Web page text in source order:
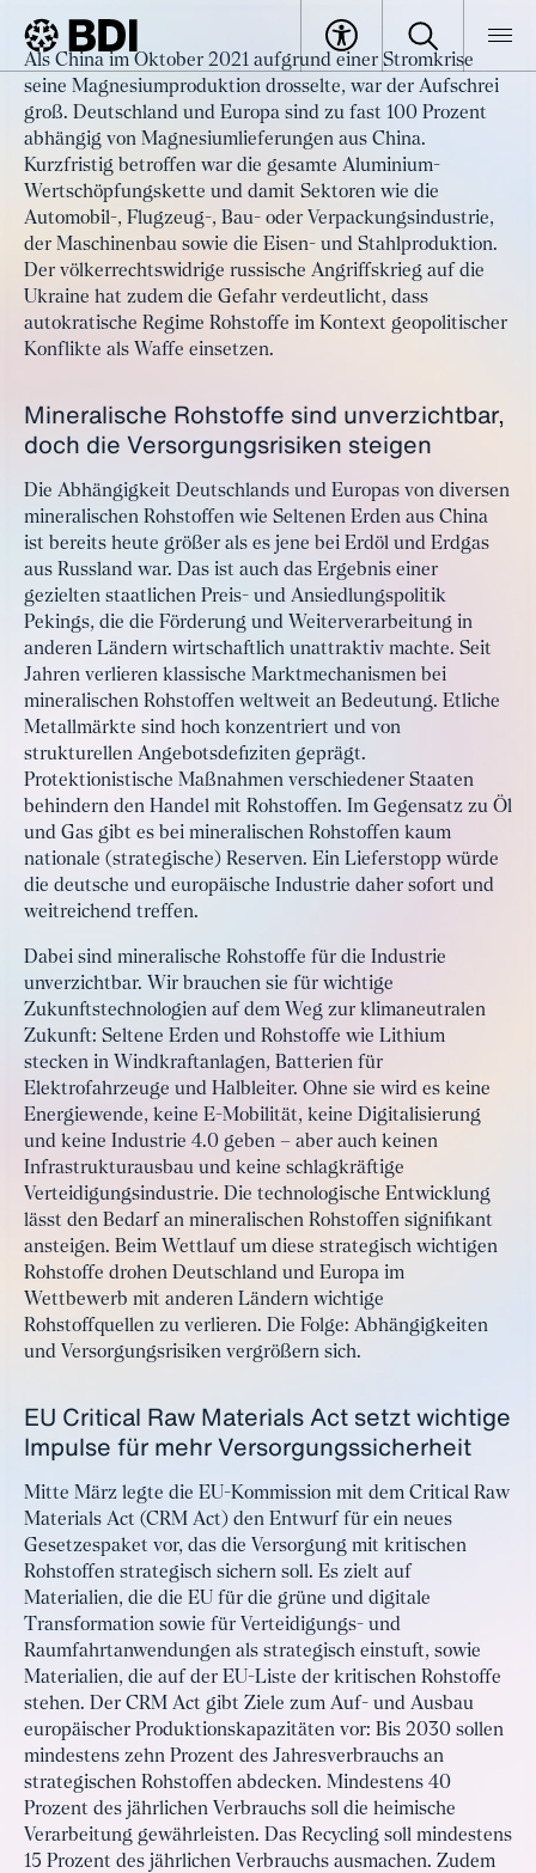
BDI Artikel
Artikel
EU Critical Raw Materials Act:
Richtige Ziele, Umsetzung offen
Als China im Oktober 2021 aufgrund einer Stromkrise
seine Magnesiumproduktion drosselte, war der Aufschrei
groß. Deutschland und Europa sind zu fast 100 Prozent
abhängig von Magnesiumlieferungen aus China.
Kurzfristig betroffen war die gesamte Aluminium-
Wertschöpfungskette und damit Sektoren wie die
Automobil-, Flugzeug-, Bau- oder Verpackungsindustrie,
der Maschinenbau sowie die Eisen- und Stahlproduktion.
Der völkerrechtswidrige russische Angriffskrieg auf die
Ukraine hat zudem die Gefahr verdeutlicht, dass
autokratische Regime Rohstoffe im Kontext geopolitischer
Konflikte als Waffe einsetzen.
Mineralische Rohstoffe sind unverzichtbar,
doch die Versorgungsrisiken steigen
Die Abhängigkeit Deutschlands und Europas von diversen
mineralischen Rohstoffen wie Seltenen Erden aus China
ist bereits heute größer als es jene bei Erdöl und Erdgas
aus Russland war. Das ist auch das Ergebnis einer
gezielten staatlichen Preis- und Ansiedlungspolitik
Pekings, die die Förderung und Weiterverarbeitung in
anderen Ländern wirtschaftlich unattraktiv machte. Seit
Jahren verlieren klassische Marktmechanismen bei
mineralischen Rohstoffen weltweit an Bedeutung. Etliche
Metallmärkte sind hoch konzentriert und von
strukturellen Angebotsdefiziten geprägt.
Protektionistische Maßnahmen verschiedener Staaten
behindern den Handel mit Rohstoffen. Im Gegensatz zu Öl
und Gas gibt es bei mineralischen Rohstoffen kaum
nationale (strategische) Reserven. Ein Lieferstopp würde
die deutsche und europäische Industrie daher sofort und
weitreichend treffen.
Dabei sind mineralische Rohstoffe für die Industrie
unverzichtbar. Wir brauchen sie für wichtige
Zukunftstechnologien auf dem Weg zur klimaneutralen
Zukunft: Seltene Erden und Rohstoffe wie Lithium
stecken in Windkraftanlagen, Batterien für
Elektrofahrzeuge und Halbleiter. Ohne sie wird es keine
Energiewende, keine E-Mobilität, keine Digitalisierung
und keine Industrie 4.0 geben – aber auch keinen
Infrastrukturausbau und keine schlagkräftige
Verteidigungsindustrie. Die technologische Entwicklung
lässt den Bedarf an mineralischen Rohstoffen signifikant
ansteigen. Beim Wettlauf um diese strategisch wichtigen
Rohstoffe drohen Deutschland und Europa im
Wettbewerb mit anderen Ländern wichtige
Rohstoffquellen zu verlieren. Die Folge: Abhängigkeiten
und Versorgungsrisiken vergrößern sich.
EU Critical Raw Materials Act setzt wichtige
Impulse für mehr Versorgungssicherheit
Mitte März legte die EU-Kommission mit dem Critical Raw
Materials Act (CRM Act) den Entwurf für ein neues
Gesetzespaket vor, das die Versorgung mit kritischen
Rohstoffen strategisch sichern soll. Es zielt auf
Materialien, die die EU für die grüne und digitale
Transformation sowie für Verteidigungs- und
Raumfahrtanwendungen als strategisch einstuft, sowie
Materialien, die auf der EU-Liste der kritischen Rohstoffe
stehen. Der CRM Act gibt Ziele zum Auf- und Ausbau
europäischer Produktionskapazitäten vor: Bis 2030 sollen
mindestens zehn Prozent des Jahresverbrauchs an
strategischen Rohstoffen abdecken. Mindestens 40
Prozent des jährlichen Verbrauchs soll die heimische
Verarbeitung gewährleisten. Das Recycling soll mindestens
15 Prozent des jährlichen Verbrauchs ausmachen. Zudem